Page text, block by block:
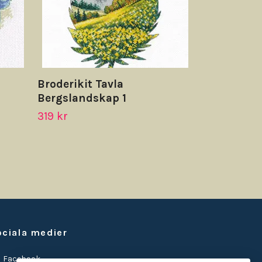
Broderikit Tavla
Bergslandskap 1
319 kr
medier
Facebook